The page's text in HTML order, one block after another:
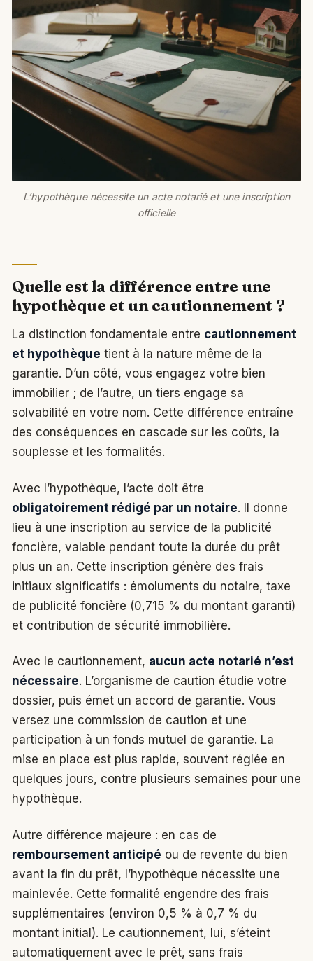
L’hypothèque nécessite un acte notarié et une inscription
officielle
Quelle est la différence entre une
hypothèque et un cautionnement ?
La distinction fondamentale entre cautionnement
et hypothèque tient à la nature même de la
garantie. D’un côté, vous engagez votre bien
immobilier ; de l’autre, un tiers engage sa
solvabilité en votre nom. Cette différence entraîne
des conséquences en cascade sur les coûts, la
souplesse et les formalités.
Avec l’hypothèque, l’acte doit être
obligatoirement rédigé par un notaire. Il donne
lieu à une inscription au service de la publicité
foncière, valable pendant toute la durée du prêt
plus un an. Cette inscription génère des frais
initiaux significatifs : émoluments du notaire, taxe
de publicité foncière (0,715 % du montant garanti)
et contribution de sécurité immobilière.
Avec le cautionnement, aucun acte notarié n’est
nécessaire. L’organisme de caution étudie votre
dossier, puis émet un accord de garantie. Vous
versez une commission de caution et une
participation à un fonds mutuel de garantie. La
mise en place est plus rapide, souvent réglée en
quelques jours, contre plusieurs semaines pour une
hypothèque.
Autre différence majeure : en cas de
remboursement anticipé ou de revente du bien
avant la fin du prêt, l’hypothèque nécessite une
mainlevée. Cette formalité engendre des frais
supplémentaires (environ 0,5 % à 0,7 % du
montant initial). Le cautionnement, lui, s’éteint
automatiquement avec le prêt, sans frais